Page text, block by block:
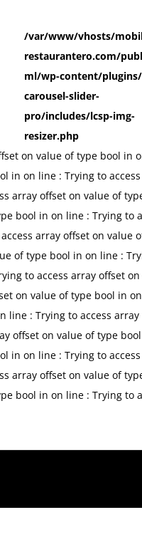
/var/www/vhosts/
restaurantero.com/
ml/wp-content/
carousel-slider-
pro/includes/lcsp-img-
resizer.php
on value of type bool in
inon line : Trying to
array offset on value of
bool inon line : Trying to
array offset on value
of type bool inon line :
to access array offset
on value of type bool in
line : Trying to access
offset on value of type
inon line : Trying to
array offset on value of
bool inon line : Trying to